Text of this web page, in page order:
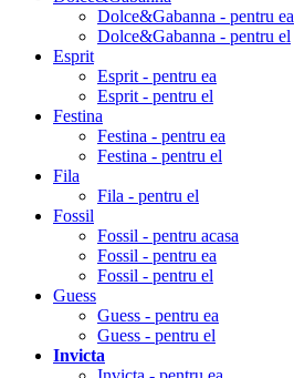
Dolce&Gabanna - pentru ea
Dolce&Gabanna - pentru el
Esprit
Esprit - pentru ea
Esprit - pentru el
Festina
Festina - pentru ea
Festina - pentru el
Fila
Fila - pentru el
Fossil
Fossil - pentru acasa
Fossil - pentru ea
Fossil - pentru el
Guess
Guess - pentru ea
Guess - pentru el
Invicta